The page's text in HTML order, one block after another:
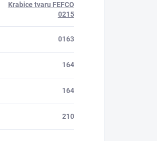
Krabice tvaru FEFCO
0215
0163
164
164
210